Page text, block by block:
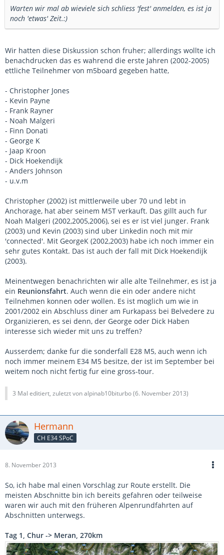
Warten wir mal ab wieviele sich schliess 'fest' anmelden, es ist ja
noch 'etwas' Zeit.:)
Wir hatten diese Diskussion schon fruher; allerdings wollte ich
benachdrucken das es wahrend die erste Jahren (2002-2005)
ettliche Teilnehmer von m5board gegeben hatte,
- Christopher Jones
- Kevin Payne
- Frank Rayner
- Noah Malgeri
- Finn Donati
- George K
- Jaap Kroon
- Dick Hoekendijk
- Anders Johnson
- u.v.m
Christopher (2002) ist mittlerweile uber 70 und lebt in
Anchorage, hat aber seinem M5T verkauft. Das gillt auch fur
Noah Malgeri (2002,2005,2006), sei es er ist viel junger. Frank
(2003) und Kevin (2003) sind uber Linkedin noch mit mir
'connected'. Mit GeorgeK (2002,2003) habe ich noch immer ein
sehr gutes Kontakt. Das ist auch der fall mit Dick Hoekendijk
(2003).
Meinentwegen benachrichten wir alle alte Teilnehmer, es ist ja
ein Reunionsfahrt. Auch wenn die ein oder andere nicht
Teilnehmen konnen oder wollen. Es ist moglich um wie in
2001/2002 ein Abschluss diner am Furkapass bei Belvedere zu
Organizieren, es sei denn, der George oder Dick Haben
interesse sich wieder mit uns zu treffen?
Ausserdem; danke fur die sonderfall E28 M5, auch wenn ich
noch immer meinem E34 M5 besitze, der ist im September bei
weitem noch nicht fertig fur eine gross-tour.
3 Mal editiert, zuletzt von alpinab10biturbo (6. November 2013)
Hermann
CH E34 SPoC
8. November 2013
So, ich habe mal einen Vorschlag zur Route erstellt. Die
meisten Abschnitte bin ich bereits gefahren oder teilweise
waren wir auch mit den früheren Alpenrundfahrten auf
Abschnitten unterwegs.
Tag 1, Chur -> Meran, 270km